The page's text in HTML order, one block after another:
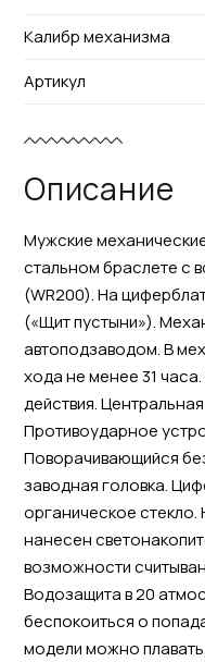
Калибр механизма
Артикул
Описание
Мужские
стальном браслете с
(WR200). На
(«Щит пустыни»).
автоподзаводом. В
хода не менее 31
действия.
Противоударное
Поворачивающийся
заводная головка.
органическое стекло.
нанесен
возможности
Водозащита в 20
беспокоиться о
модели можно